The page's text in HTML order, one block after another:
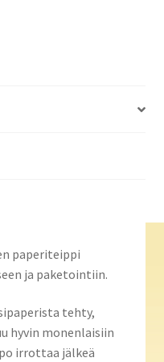
paperiteippi
ja paketointiin.
tehty,
hyvin monenlaisiin
irrottaa jälkeä